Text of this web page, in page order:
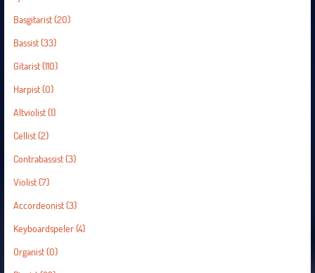
Basgitarist(20)
Bassist(33)
Gitarist(110)
Harpist(0)
Altviolist(1)
Cellist(2)
Contrabassist(3)
Violist(7)
Accordeonist(3)
Keyboardspeler(4)
Organist(0)